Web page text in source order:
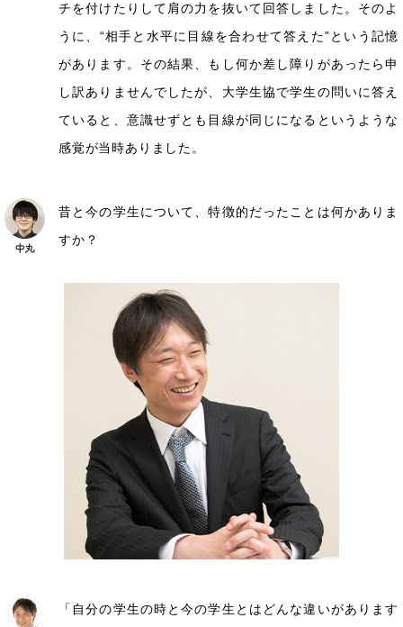
チを付けたりして肩の力を抜いて回答しました。そのよ
うに、“相手と水平に目線を合わせて答えた”という記憶
があります。その結果、もし何か差し障りがあったら申
し訳ありませんでしたが、大学生協で学生の問いに答え
ていると、意識せずとも目線が同じになるというような
感覚が当時ありました。
昔と今の学生について、特徴的だったことは何かありま
すか？
「自分の学生の時と今の学生とはどんな違いがあります